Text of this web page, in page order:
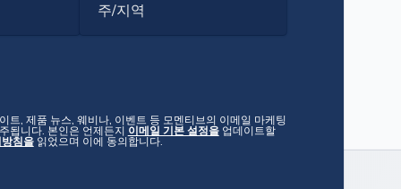
주/지역
트, 제품 뉴스, 웨비나, 이벤트 등 모멘티브의 이메일 마케팅
됩니다. 본인은 언제든지이메일 기본 설정을업데이트할
침을읽었으며 이에 동의합니다.